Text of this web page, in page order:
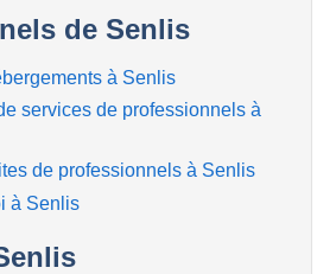
de Senlis
à Senlis
services de professionnels à
de professionnels à Senlis
à Senlis